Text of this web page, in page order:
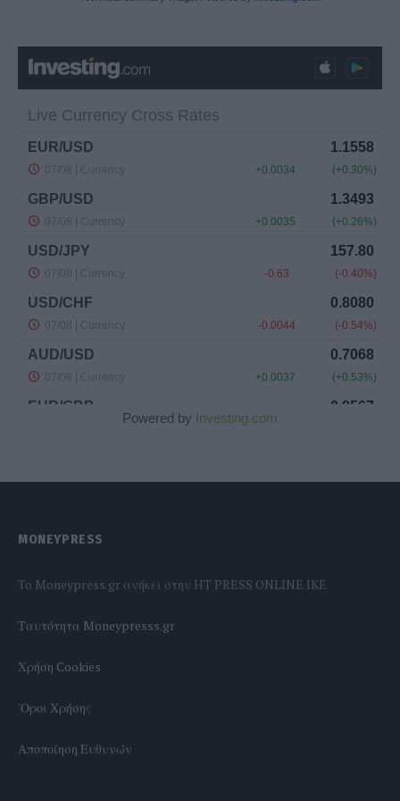
Powered by Investing.com
MONEYPRESS
To Moneypress.gr ανήκει στην HT PRESS ONLINE IKE
Tαυτότητα Moneypresss.gr
Χρήση Cookies
'Οροι Χρήσης
Αποποίηση Ευθυνών